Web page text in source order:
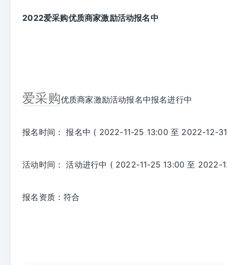
2022爱采购优质商家激励活动报名中
爱采购优质商家激励活动报名中报名进行中
报名时间： 报名中 ( 2022-11-25 13:00 至 2022-12-
活动时间： 活动进行中 ( 2022-11-25 13:00 至 2022-
报名资质：符合